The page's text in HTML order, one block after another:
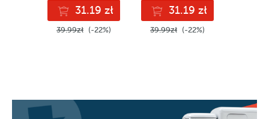
12
16
31.19 zł
39.99zł (-22%)
31.19 zł
39.99zł (-22%)